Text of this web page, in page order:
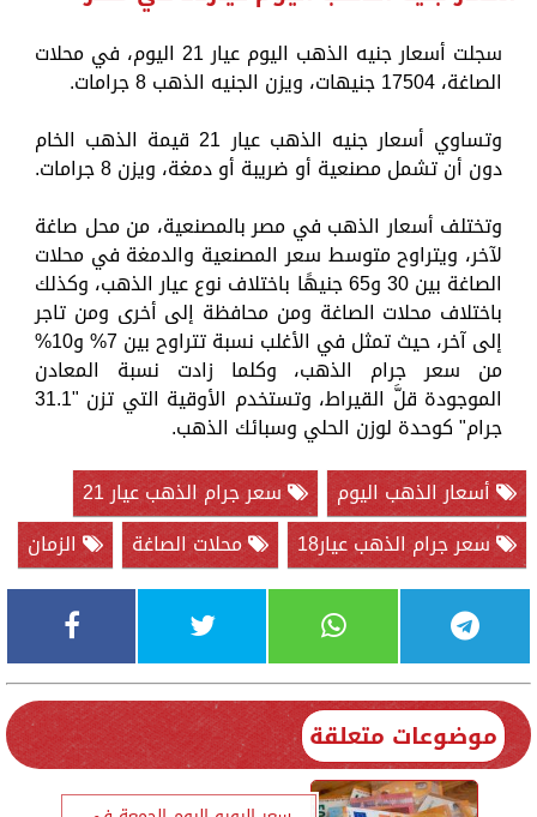
سجلت أسعار جنيه الذهب اليوم عيار 21 اليوم، في محلات
الصاغة، 17504 جنيهات، ويزن الجنيه الذهب 8 جرامات.
وتساوي أسعار جنيه الذهب عيار 21 قيمة الذهب الخام
دون أن تشمل مصنعية أو ضريبة أو دمغة، ويزن 8 جرامات.
وتختلف أسعار الذهب في مصر بالمصنعية، من محل صاغة
لآخر، ويتراوح متوسط سعر المصنعية والدمغة في محلات
الصاغة بين 30 و65 جنيهًا باختلاف نوع عيار الذهب، وكذلك
باختلاف محلات الصاغة ومن محافظة إلى أخرى ومن تاجر
إلى آخر، حيث تمثل في الأغلب نسبة تتراوح بين 7% و10%
من سعر جرام الذهب، وكلما زادت نسبة المعادن
الموجودة قلَّ القيراط، وتستخدم الأوقية التي تزن "31.1
جرام" كوحدة لوزن الحلي وسبائك الذهب.
أسعار الذهب اليوم
سعر جرام الذهب عيار 21
سعر جرام الذهب عيار18
محلات الصاغة الزمان
موضوعات متعلقة